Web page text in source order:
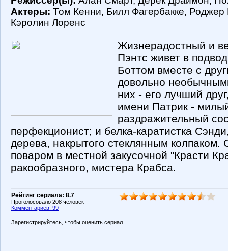
Актеры: Том Кенни, Билл Фагербакке,
Кэролин Лоренс
Жизнерадостный и
Пэнтс живет в
Боттом вместе с
довольно
них - его лучший
имени Патрик -
раздражительный
перфекционист; и белка-каратистка
дерева, накрытого стеклянным колпаком.
поваром в местной закусочной "Красти
ракообразного, мистера Крабса.
Рейтинг сериала: 8.7
Проголосовало 208 человек
Комментариев: 99
Зарегистрируйтесь, чтобы оценить сериал